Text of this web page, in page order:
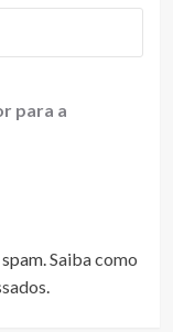
para a
Saiba como
.